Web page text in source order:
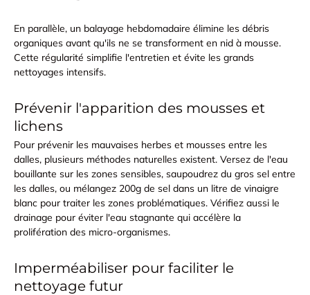
En parallèle, un balayage hebdomadaire élimine les débris
organiques avant qu'ils ne se transforment en nid à mousse.
Cette régularité simplifie l'entretien et évite les grands
nettoyages intensifs.
Prévenir l'apparition des mousses et
lichens
Pour prévenir les mauvaises herbes et mousses entre les
dalles, plusieurs méthodes naturelles existent. Versez de l'eau
bouillante sur les zones sensibles, saupoudrez du gros sel entre
les dalles, ou mélangez 200g de sel dans un litre de vinaigre
blanc pour traiter les zones problématiques. Vérifiez aussi le
drainage pour éviter l'eau stagnante qui accélère la
prolifération des micro-organismes.
Imperméabiliser pour faciliter le
nettoyage futur